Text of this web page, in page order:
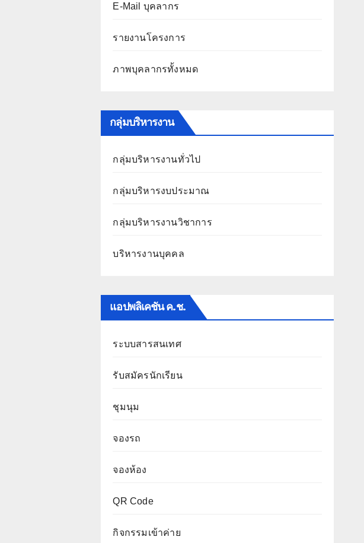
E-Mail บุคลากร
รายงานโครงการ
ภาพบุคลากรทั้งหมด
กลุ่มบริหารงาน
กลุ่มบริหารงานทั่วไป
กลุ่มบริหารงบประมาณ
กลุ่มบริหารงานวิชาการ
บริหารงานบุคคล
แอปพลิเคชัน ค.ช.
ระบบสารสนเทศ
รับสมัครนักเรียน
ชุมนุม
จองรถ
จองห้อง
QR Code
กิจกรรมเข้าค่าย